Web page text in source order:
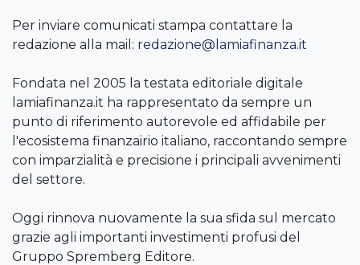
Per inviare comunicati stampa contattare la
redazione alla mail: redazione@lamiafinanza.it
Fondata nel 2005 la testata editoriale digitale
lamiafinanza.it ha rappresentato da sempre un
punto di riferimento autorevole ed affidabile per
l'ecosistema finanzairio italiano, raccontando sempre
con imparzialità e precisione i principali avvenimenti
del settore.
Oggi rinnova nuovamente la sua sfida sul mercato
grazie agli importanti investimenti profusi del
Gruppo Spremberg Editore.